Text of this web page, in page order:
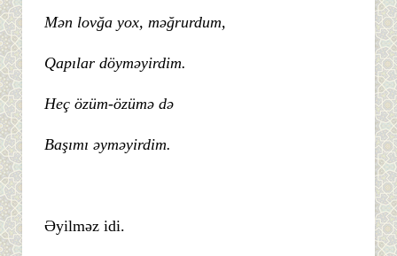
Mən lovğa yox, məğrurdum,
Qapılar döyməyirdim.
Heç özüm-özümə də
Başımı əyməyirdim.
Əyilməz idi.